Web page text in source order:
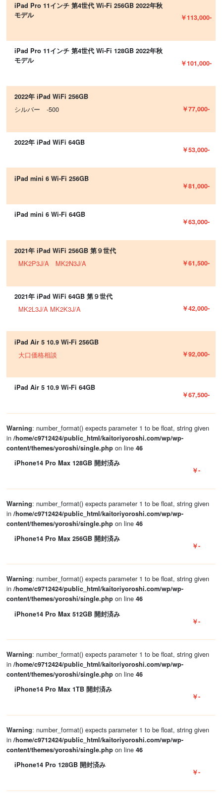
iPad Pro 11インチ 第4世代 Wi-Fi 256GB 2022年秋
モデル
￥113,000-
iPad Pro 11インチ 第4世代 Wi-Fi 128GB 2022年秋
モデル
￥101,000-
2022年 iPad WiFi 256GB
シルバー -500 ￥77,000-
2022年 iPad WiFi 64GB
￥53,000-
iPad mini 6 Wi-Fi 256GB
￥81,000-
iPad mini 6 Wi-Fi 64GB
￥63,000-
2021年 iPad WiFi 256GB 第９世代
MK2P3J/A MK2N3J/A ￥61,500-
2021年 iPad WiFi 64GB 第９世代
MK2L3J/A MK2K3J/A ￥42,000-
iPad Air 5 10.9 Wi-Fi 256GB
大口価格相談 ￥92,000-
iPad Air 5 10.9 Wi-Fi 64GB
￥67,500-
Warning: number_format() expects parameter 1 to be float, string given
in /home/c9712424/public_html/kaitoriyoroshi.com/wp/wp-
content/themes/yoroshi/single.phpon line 46
iPhone14 Pro Max 128GB 開封済み
￥-
Warning: number_format() expects parameter 1 to be float, string given
in /home/c9712424/public_html/kaitoriyoroshi.com/wp/wp-
content/themes/yoroshi/single.phpon line 46
iPhone14 Pro Max 256GB 開封済み
￥-
Warning: number_format() expects parameter 1 to be float, string given
in /home/c9712424/public_html/kaitoriyoroshi.com/wp/wp-
content/themes/yoroshi/single.phpon line 46
iPhone14 Pro Max 512GB 開封済み
￥-
Warning: number_format() expects parameter 1 to be float, string given
in /home/c9712424/public_html/kaitoriyoroshi.com/wp/wp-
content/themes/yoroshi/single.phpon line 46
iPhone14 Pro Max 1TB 開封済み
￥-
Warning: number_format() expects parameter 1 to be float, string given
in /home/c9712424/public_html/kaitoriyoroshi.com/wp/wp-
content/themes/yoroshi/single.phpon line 46
iPhone14 Pro 128GB 開封済み
￥-